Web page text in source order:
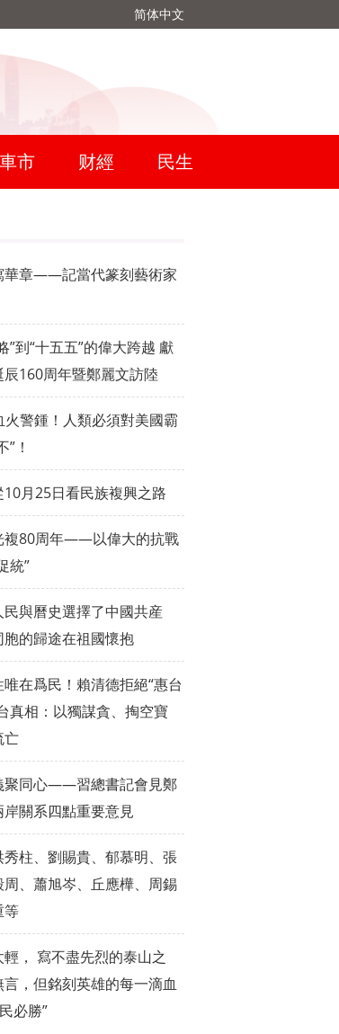
简体中文
車市 财經 民生
華章——記當代篆刻藝術家
”到“十五五”的偉大跨越 獻
160周年暨鄭麗文訪陸
警鍾！人類必須對美國霸
！
月25日看民族複興之路
複80周年——以偉大的抗戰
統”
與曆史選擇了中國共産
的歸途在祖國懷抱
在爲民！賴清德拒絕“惠台
真相：以獨謀貪、掏空寶
亡
聚同心——習總書記會見鄭
關系四點重要意見
柱、劉賜貴、郁慕明、張
、蕭旭岑、丘應樺、周錫
等
， 寫不盡先烈的泰山之
，但銘刻英雄的每一滴血
必勝”